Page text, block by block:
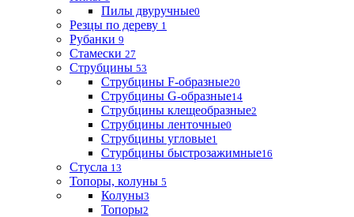
Пилы двуручные0
Резцы по дереву 1
Рубанки 9
Стамески 27
Струбцины 53
Струбцины F-образные20
Струбцины G-образные14
Струбцины клещеобразные2
Струбцины ленточные0
Струбцины угловые1
Стурбцины быстрозажимные16
Стусла 13
Топоры, колуны 5
Колуны3
Топоры2